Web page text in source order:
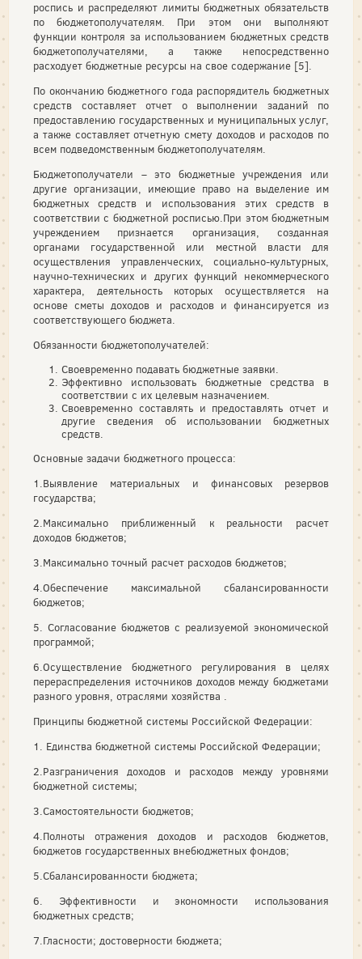
роспись и распределяют лимиты бюджетных обязательств
по бюджетополучателям. При этом они выполняют
функции контроля за использованием бюджетных средств
бюджетополучателями, а также непосредственно
расходует бюджетные ресурсы на свое содержание [5].
По окончанию бюджетного года распорядитель бюджетных
средств составляет отчет о выполнении заданий по
предоставлению государственных и муниципальных услуг,
а также составляет отчетную смету доходов и расходов по
всем подведомственным бюджетополучателям.
Бюджетополучатели – это бюджетные учреждения или
другие организации, имеющие право на выделение им
бюджетных средств и использования этих средств в
соответствии с бюджетной росписью.При этом бюджетным
учреждением признается организация, созданная
органами государственной или местной власти для
осуществления управленческих, социально-культурных,
научно-технических и других функций некоммерческого
характера, деятельность которых осуществляется на
основе сметы доходов и расходов и финансируется из
соответствующего бюджета.
Обязанности бюджетополучателей:
Своевременно подавать бюджетные заявки.
Эффективно использовать бюджетные средства в
соответствии с их целевым назначением.
Своевременно составлять и предоставлять отчет и
другие сведения об использовании бюджетных
средств.
Основные задачи бюджетного процесса:
1.Выявление материальных и финансовых резервов
государства;
2.Максимально приближенный к реальности расчет
доходов бюджетов;
3.Максимально точный расчет расходов бюджетов;
4.Обеспечение максимальной сбалансированности
бюджетов;
5. Согласование бюджетов с реализуемой экономической
программой;
6.Осуществление бюджетного регулирования в целях
перераспределения источников доходов между бюджетами
разного уровня, отраслями хозяйства .
Принципы бюджетной системы Российской Федерации:
1. Единства бюджетной системы Российской Федерации;
2.Разграничения доходов и расходов между уровнями
бюджетной системы;
3.Самостоятельности бюджетов;
4.Полноты отражения доходов и расходов бюджетов,
бюджетов государственных внебюджетных фондов;
5.Сбалансированности бюджета;
6. Эффективности и экономности использования
бюджетных средств;
7.Гласности; достоверности бюджета;